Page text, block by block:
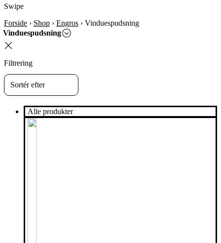
Swipe
Forside › Shop › Engros › Vinduespudsning
Vinduespudsning
Filtrering
Alle produkter